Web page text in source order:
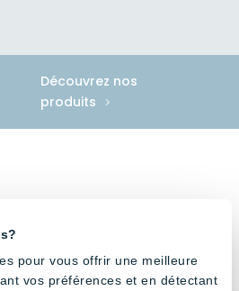
pour vous offrir une meilleure
vos préférences et en détectant
Découvrez nos
produits